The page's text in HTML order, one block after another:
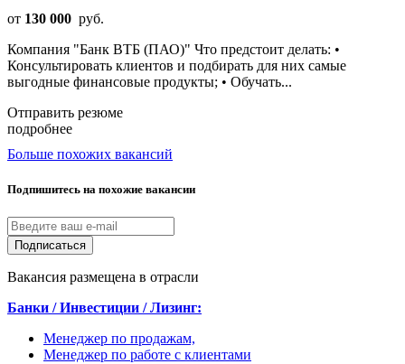
от 130 000 руб.
Компания "Банк ВТБ (ПАО)" Что предстоит делать: •
Консультировать клиентов и подбирать для них самые
выгодные финансовые продукты; • Обучать...
Отправить резюме
подробнее
Больше похожих вакансий
Подпишитесь на похожие вакансии
Подписаться
Вакансия размещена в отрасли
Банки / Инвестиции / Лизинг:
Менеджер по продажам,
Менеджер по работе с клиентами